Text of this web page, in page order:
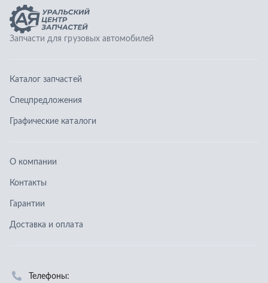
О компании
Контакты
Доставка и оплата
Отправить заявку